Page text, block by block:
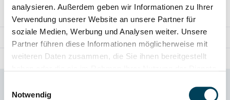
analysieren. Außerdem geben wir Informationen zu Ihrer
Verwendung unserer Website an unsere Partner für
soziale Medien, Werbung und Analysen weiter. Unsere
Partner führen diese Informationen möglicherweise mit
weiteren Daten zusammen, die Sie ihnen bereitgestellt
Notwendig
Unsere Leidenschaft für Licht
Service-Hotline
Rechtliche Informationen